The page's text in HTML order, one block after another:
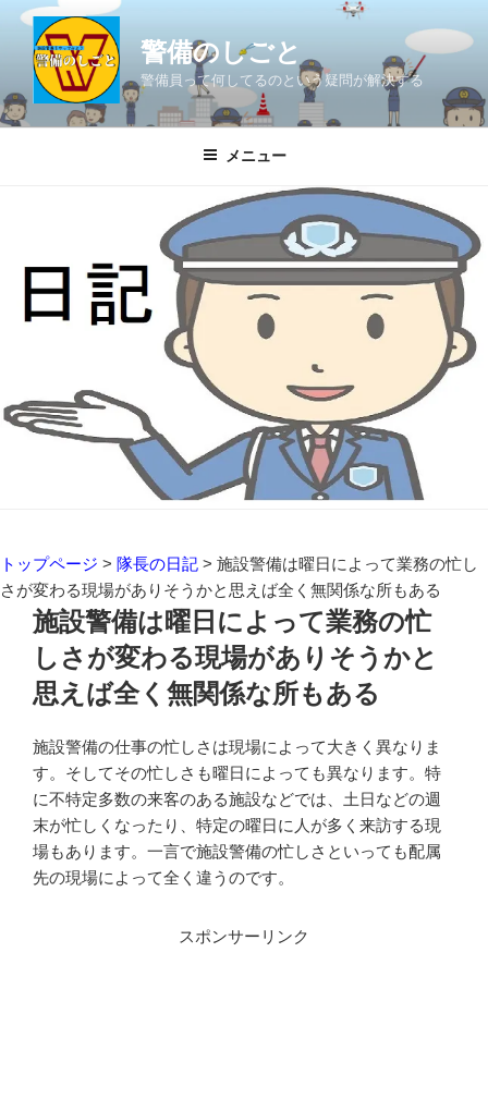
ン
ツ
警備のしごと
警備員って何してるのという疑問が解決する
メニュー
トップページ > 隊長の日記 > 施設警備は曜日によって業務の忙し
さが変わる現場がありそうかと思えば全く無関係な所もある
施設警備は曜日によって業務の忙
しさが変わる現場がありそうかと
思えば全く無関係な所もある
施設警備の仕事の忙しさは現場によって大きく異なりま
す。そしてその忙しさも曜日によっても異なります。特
に不特定多数の来客のある施設などでは、土日などの週
末が忙しくなったり、特定の曜日に人が多く来訪する現
場もあります。一言で施設警備の忙しさといっても配属
先の現場によって全く違うのです。
スポンサーリンク